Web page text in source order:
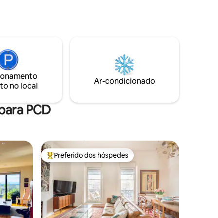
da
de
3
deslumbrante interior para um dia de
exploração. Tudo isso é muito fácil a
partir desta localização ideal.
no local
Ar-condicionado
PCD
hóspedes Entre os melhores preferidos dos hóspedes
Preferido dos hóspedes